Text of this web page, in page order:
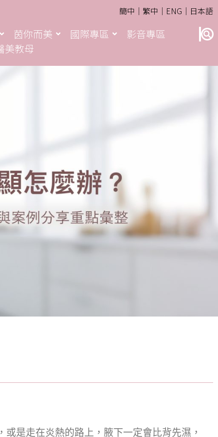
簡中｜ 繁中｜ ENG｜ 日本語
茵你而美 國際專區
影音專區
美教母
是走在炎熱的路上，腋下一定會比背先濕，